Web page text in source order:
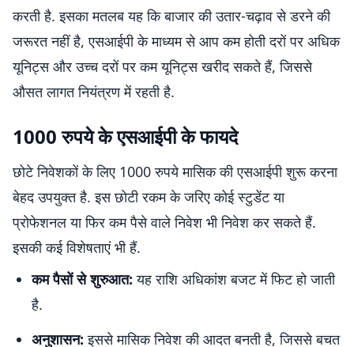
करती है. इसका मतलब यह कि बाजार की उतार-चढ़ाव से डरने की
जरूरत नहीं है, एसआईपी के माध्यम से आप कम होती दरों पर अधिक
यूनिट्स और उच्च दरों पर कम यूनिट्स खरीद सकते हैं, जिससे
औसत लागत नियंत्रण में रहती है.
1000 रुपये के एसआईपी के फायदे
छोटे निवेशकों के लिए 1000 रुपये मासिक की एसआईपी शुरू करना
बेहद उपयुक्त है. इस छोटी रकम के जरिए कोई स्टुडेंट या
प्रोफेशनल या फिर कम पैसे वाले निवेश भी निवेश कर सकते हैं.
इसकी कई विशेषताएं भी हैं.
कम पैसों से शुरुआत: यह राशि अधिकांश बजट में फिट हो जाती
है.
अनुशासन: इससे मासिक निवेश की आदत बनती है, जिससे बचत